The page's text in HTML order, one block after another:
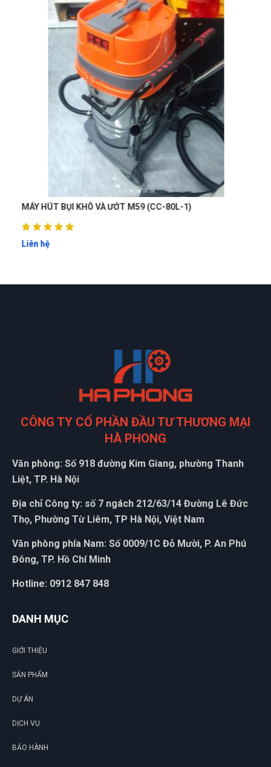
MÁY HÚT BỤI KHÔ VÀ ƯỚT M59 (CC-80L-1)
Liên hệ
CÔNG TY CỔ PHẦN ĐẦU TƯ THƯƠNG MẠI
HÀ PHONG
Văn phòng: Số 918 đường Kim Giang, phường Thanh
Liệt, TP. Hà Nội
Địa chỉ Công ty: số 7 ngách 212/63/14 Đường Lê Đức
Thọ, Phường Từ Liêm, TP Hà Nội, Việt Nam
Văn phòng phía Nam: Số 0009/1C Đỗ Mười, P. An Phú
Đông, TP. Hồ Chí Minh
Hotline: 0912 847 848
DANH MỤC
GIỚI THIỆU
SẢN PHẨM
DỰ ÁN
DỊCH VỤ
BẢO HÀNH